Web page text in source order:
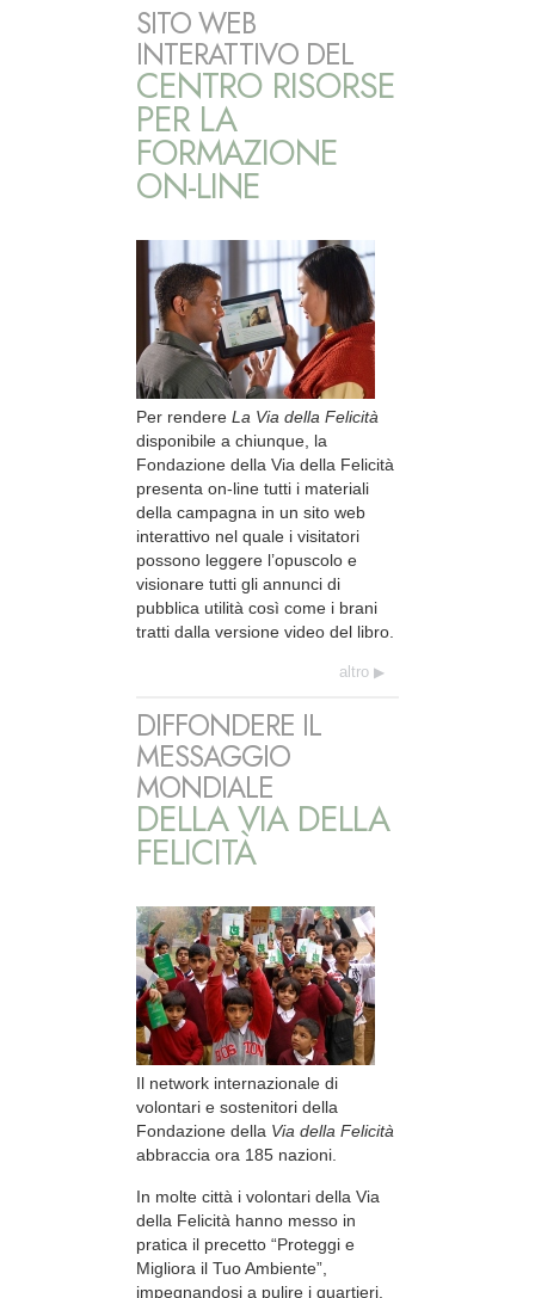
SITO WEB
INTERATTIVO DEL
CENTRO RISORSE
PER LA
FORMAZIONE
ON-LINE
Per rendere La Via della Felicità
disponibile a chiunque, la
Fondazione della Via della Felicità
presenta on-line tutti i materiali
della campagna in un sito web
interattivo nel quale i visitatori
possono leggere l’opuscolo e
visionare tutti gli annunci di
pubblica utilità così come i brani
tratti dalla versione video del libro.
altro
DIFFONDERE IL
MESSAGGIO
MONDIALE
DELLA VIA DELLA
FELICITÀ
Il network internazionale di
volontari e sostenitori della
Fondazione della Via della Felicità
abbraccia ora 185 nazioni.
In molte città i volontari della Via
della Felicità hanno messo in
pratica il precetto “Proteggi e
Migliora il Tuo Ambiente”,
impegnandosi a pulire i quartieri.